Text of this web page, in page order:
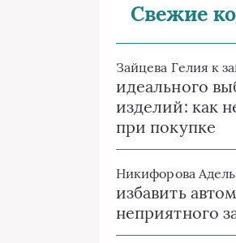
Свежие
Зайцева Гелия к
идеального
изделий: как
при покупке
Никифорова Адель
избавить
неприятного